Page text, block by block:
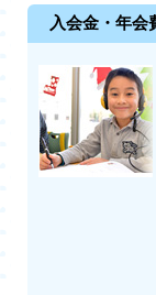
入会金・年会